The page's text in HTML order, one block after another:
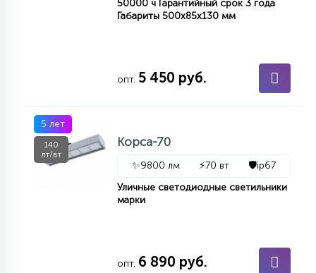
50000 ч Гарантийный срок 3 года
Габариты 500х85х130 мм
опт. 5 450 руб.
5 лет
140
лт/вт
Корса-70
✨9800 лм ⚡70 вт 🛡️ip67
Уличные светодиодные светильники
марки
опт. 6 890 руб.